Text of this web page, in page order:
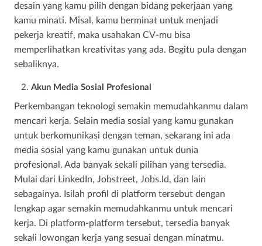
desain yang kamu pilih dengan bidang pekerjaan yang
kamu minati. Misal, kamu berminat untuk menjadi
pekerja kreatif, maka usahakan CV-mu bisa
memperlihatkan kreativitas yang ada. Begitu pula dengan
sebaliknya.
Akun Media Sosial Profesional
Perkembangan teknologi semakin memudahkanmu dalam
mencari kerja. Selain media sosial yang kamu gunakan
untuk berkomunikasi dengan teman, sekarang ini ada
media sosial yang kamu gunakan untuk dunia
profesional. Ada banyak sekali pilihan yang tersedia.
Mulai dari LinkedIn, Jobstreet, Jobs.Id, dan lain
sebagainya. Isilah profil di platform tersebut dengan
lengkap agar semakin memudahkanmu untuk mencari
kerja. Di platform-platform tersebut, tersedia banyak
sekali lowongan kerja yang sesuai dengan minatmu.